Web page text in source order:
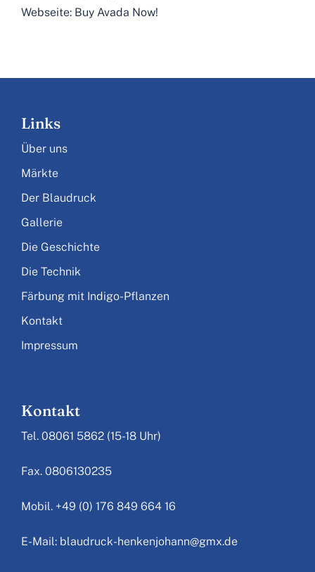
Webseite: Buy Avada Now!
Links
Über uns
Märkte
Der Blaudruck
Gallerie
Die Geschichte
Die Technik
Färbung mit Indigo-Pflanzen
Kontakt
Impressum
Kontakt
Tel. 08061 5862 (15-18 Uhr)
Fax. 0806130235
Mobil. +49 (0) 176 849 664 16
E-Mail: blaudruck-henkenjohann@gmx.de